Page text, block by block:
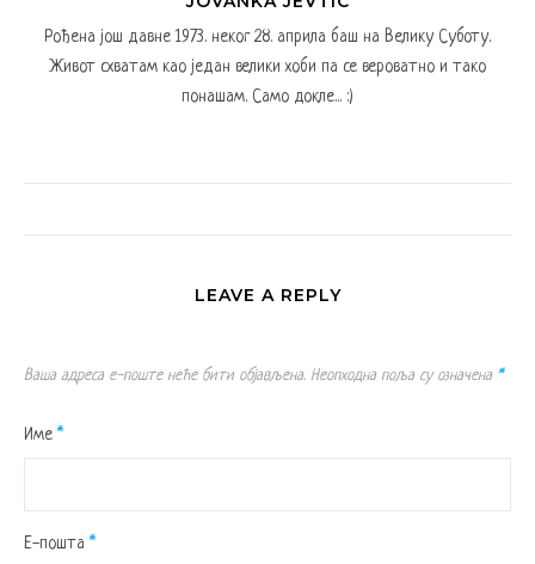
Рођена још давне 1973. неког 28. априла баш на Велику Суботу.
Живот схватам као један велики хоби па се вероватно и тако
понашам. Само докле... :)
LEAVE A REPLY
Ваша адреса е-поште неће бити објављена. Неопходна поља су означена *
Име *
Е-пошта *